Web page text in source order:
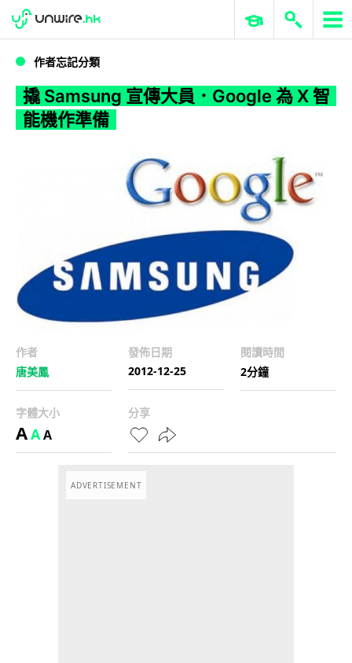
WWDC 2026 ERP 與商業 AI
作者忘記分類
撬 Samsung 宣傳大員．Google 為 X 智
能機作準備
作者
唐美鳳
發佈日期
2012-12-25
閱讀時間
2分鐘
字體大小
AAA
分享
ADVERTISEMENT